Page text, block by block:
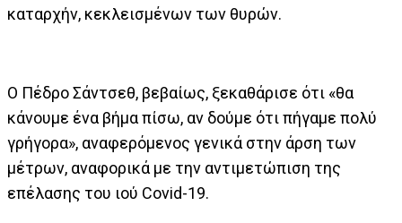
καταρχήν, κεκλεισμένων των θυρών.
Ο Πέδρο Σάντσεθ, βεβαίως, ξεκαθάρισε ότι «θα
κάνουμε ένα βήμα πίσω, αν δούμε ότι πήγαμε πολύ
γρήγορα», αναφερόμενος γενικά στην άρση των
μέτρων, αναφορικά με την αντιμετώπιση της
επέλασης του ιού Covid-19.